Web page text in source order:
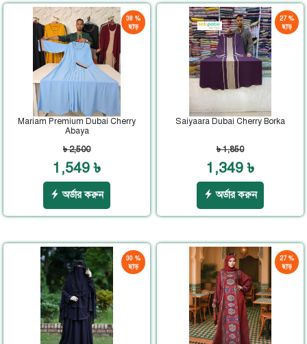
38 %
ছাড়
Mariam Premium Dubai Cherry
Abaya
৳ 2,500
1,549 ৳
অর্ডার করুন
27 %
ছাড়
Saiyaara Dubai Cherry Borka
৳ 1,850
1,349 ৳
অর্ডার করুন
30 %
ছাড়
27 %
ছাড়